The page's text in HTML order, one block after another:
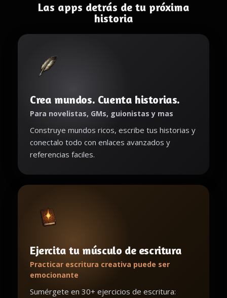
Las apps detrás de tu próxima
historia
Crea mundos. Cuenta historias.
Para novelistas, GMs, guionistas y mas
Construye mundos ricos, escribe tus historias y
conectalo todo con enlaces avanzados y
referencias faciles.
Ejercita tu músculo de escritura
Practicar escritura creativa puede ser
emocionante
Sumérgete en 30+ ejercicios de escritura: